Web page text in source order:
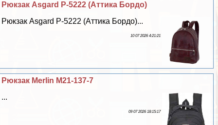
Рюкзак Asgard Р-5222 (Аттика Бордо)
Рюкзак Asgard Р-5222 (Аттика Бордо)...
10 07 2026 4:21:21
Рюкзак Merlin M21-137-7
...
09 07 2026 18:15:17